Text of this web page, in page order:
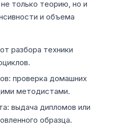
только теорию, но и
и объема
разбора техники
проверка домашних
методистами.
выдача дипломов или
образца.